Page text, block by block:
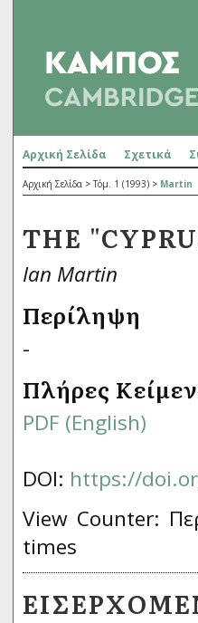
Αρχική Σελίδα Σχετικά
Αρχική Σελίδα >Τόμ. 1 (1993) > Martin
THE
Ian Martin
Περίληψη
-
Πλήρες
PDF (English)
DOI: https://
View Counter:
times